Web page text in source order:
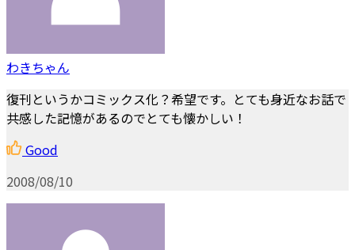
わきちゃん
復刊というかコミックス化？希望です。とても身近なお話で
共感した記憶があるのでとても懐かしい！
Good
2008/08/10